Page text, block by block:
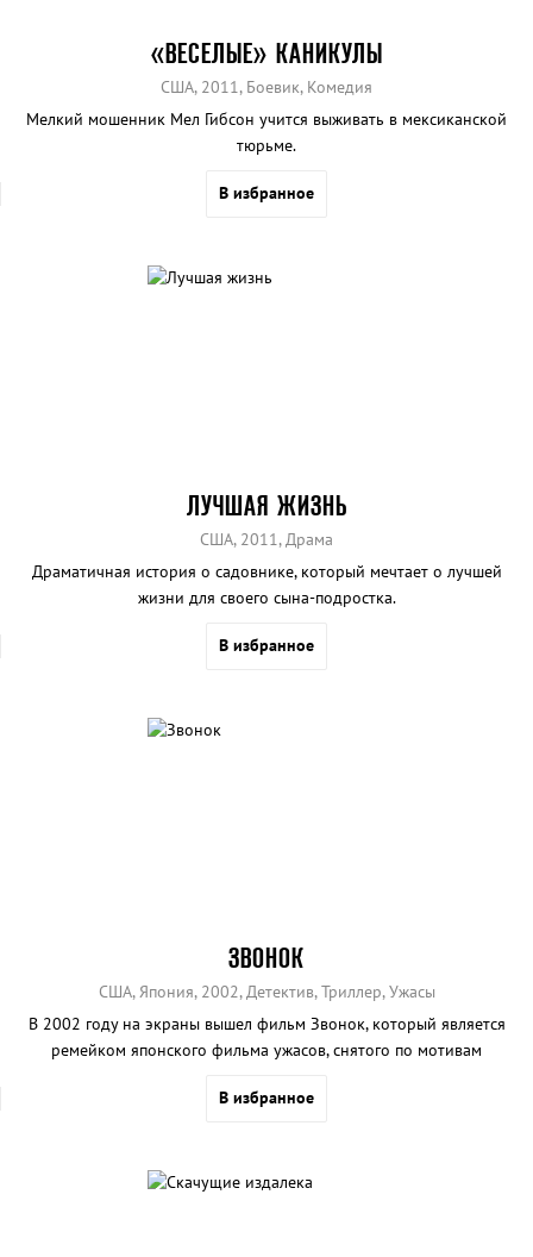
«ВЕСЕЛЫЕ» КАНИКУЛЫ
США, 2011, Боевик, Комедия
Мелкий мошенник Мел Гибсон учится выживать в мексиканской
тюрьме.
В избранное
ЛУЧШАЯ ЖИЗНЬ
США, 2011, Драма
Драматичная история о садовнике, который мечтает о лучшей
жизни для своего сына-подростка.
В избранное
ЗВОНОК
США, Япония, 2002, Детектив, Триллер, Ужасы
В 2002 году на экраны вышел фильм Звонок, который является
ремейком японского фильма ужасов, снятого по мотивам
В избранное